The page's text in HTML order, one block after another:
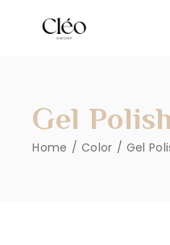
Gel
Home Color Gel